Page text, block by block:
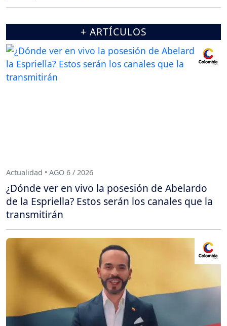
+ ARTÍCULOS
Actualidad • AGO 6 / 2026
¿Dónde ver en vivo la posesión de Abelardo
de la Espriella? Estos serán los canales que la
transmitirán